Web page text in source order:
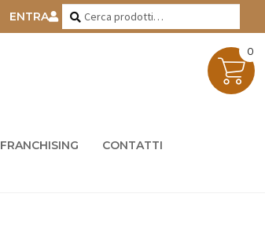
ENTRA Cerca:
Cerca
FRANCHISING CONTATTI
0